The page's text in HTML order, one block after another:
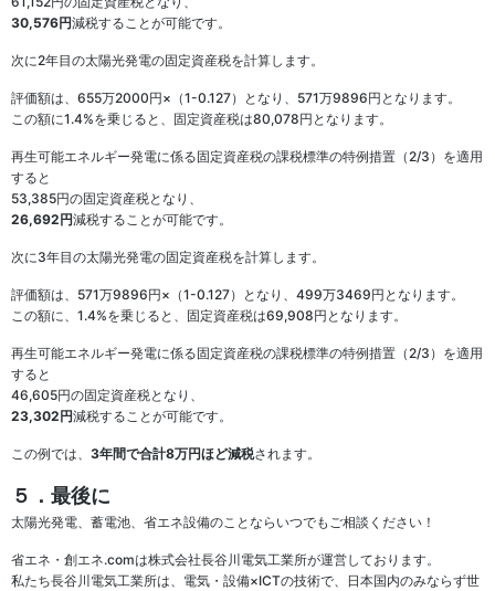
30,576円減税することが可能です。
次に2年目の太陽光発電の固定資産税を計算します。
評価額は、655万2000円×（1-0.127）となり、571万9896円となります。
この額に1.4%を乗じると、固定資産税は80,078円となります。
再生可能エネルギー発電に係る固定資産税の課税標準の特例措置（2/3）を適用
すると
53,385円の固定資産税となり、
26,692円減税することが可能です。
次に3年目の太陽光発電の固定資産税を計算します。
評価額は、571万9896円×（1-0.127）となり、499万3469円となります。
この額に、1.4%を乗じると、固定資産税は69,908円となります。
再生可能エネルギー発電に係る固定資産税の課税標準の特例措置（2/3）を適用
すると
46,605円の固定資産税となり、
23,302円減税することが可能です。
この例では、 3年間で合計8万円ほど減税されます。
５．最後に
太陽光発電、蓄電池、省エネ設備のことならいつでもご相談ください！
省エネ・創エネ.comは株式会社長谷川電気工業所が運営しております。
私たち長谷川電気工業所は、電気・設備×ICTの技術で、日本国内のみならず世